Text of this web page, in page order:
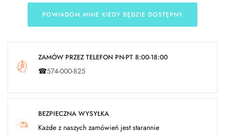
POWIADOM MNIE KIEDY BĘDZIE DOSTĘPNY
ZAMÓW PRZEZ TELEFON PN-PT 8:00-18:00
☎574-000-825
BEZPIECZNA WYSYŁKA
Każde z naszych zamówień jest starannie